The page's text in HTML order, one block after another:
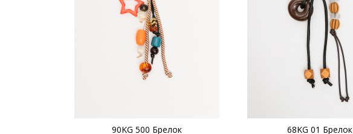
90KG 500 Брелок 68KG 01 Брелок